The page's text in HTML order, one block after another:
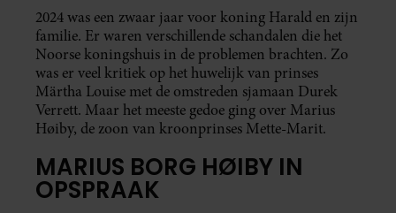
2024 was een zwaar jaar voor koning Harald en zijn
familie. Er waren verschillende schandalen die het
Noorse koningshuis in de problemen brachten. Zo
was er veel kritiek op het huwelijk van prinses
Märtha Louise met de omstreden sjamaan Durek
Verrett. Maar het meeste gedoe ging over Marius
Høiby, de zoon van kroonprinses Mette-Marit.
MARIUS BORG HØIBY IN
OPSPRAAK